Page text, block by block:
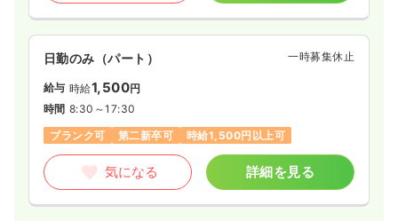
日勤のみ（パート） 一時募集休止
給与 時給1,500円
時間 8:30～17:30
ブランク可
第二新卒可 時給1,500円以上可
気になる 詳細を見る